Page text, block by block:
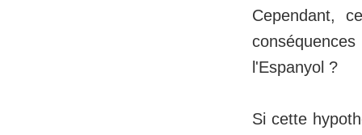
Cependant,
l'Espanyol ?
Si cette